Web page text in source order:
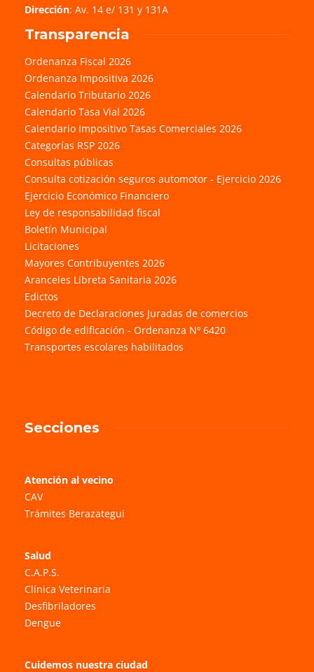
Dirección: Av. 14 e/ 131 y 131A
Transparencia
Ordenanza Fiscal 2026
Ordenanza Impositiva 2026
Calendario Tributario 2026
Calendario Tasa Vial 2026
Calendario Impositivo Tasas Comerciales 2026
Categorías RSP 2026
Consultas públicas
Consulta cotización seguros automotor - Ejercicio 2026
Ejercicio Económico Financiero
Ley de responsabilidad fiscal
Boletín Municipal
Licitaciones
Mayores Contribuyentes 2026
Aranceles Libreta Sanitaria 2026
Edictos
Decreto de Declaraciones Juradas de comercios
Código de edificación - Ordenanza Nº 6420
Transportes escolares habilitados
Secciones
Atención al vecino
CAV
Trámites Berazategui
Salud
C.A.P.S.
Clínica Veterinaria
Desfibriladores
Dengue
Cuidemos nuestra ciudad